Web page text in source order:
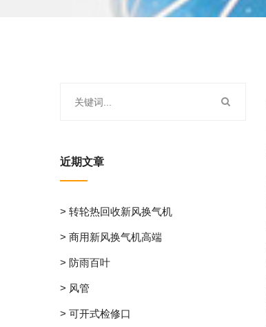
近期文章
> 转轮热回收新风换气机
> 商用新风换气机高端
> 防雨百叶
> 风管
> 可开式检修口